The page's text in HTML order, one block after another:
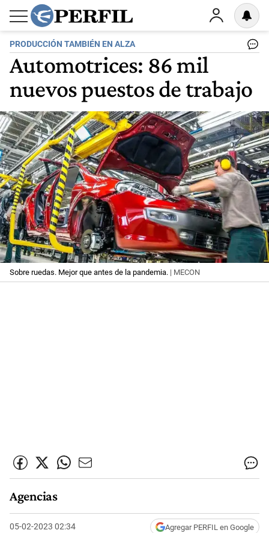
PRODUCCIÓN TAMBIÉN EN ALZA
Automotrices: 86 mil
nuevos puestos de trabajo
Sobre ruedas. Mejor que antes de la pandemia. | MECON
Agencias
05-02-2023 02:34 Agregar PERFIL en Google